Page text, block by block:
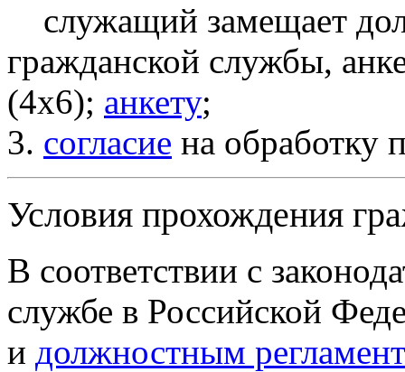
служащий замещает
гражданской службы,
(4х6); анкету;
3. согласие на обработку
Условия прохождения
В соответствии с
службе в Российской
и должностным